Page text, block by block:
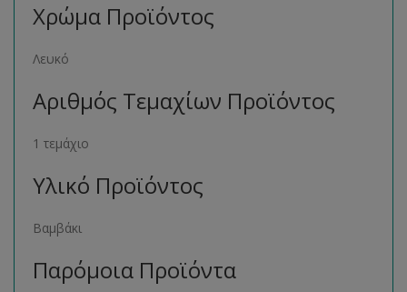
Χρώμα Προϊόντος
Λευκό
Αριθμός Τεμαχίων Προϊόντος
1 τεμάχιο
Υλικό Προϊόντος
Βαμβάκι
Παρόμοια Προϊόντα